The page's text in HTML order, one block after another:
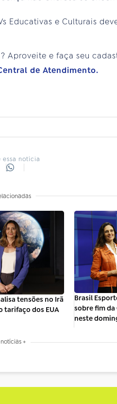
Educativas e Culturais
? Aproveite e faça seu
de Atendimento.
essa notícia
tensões no Irã
tarifaço dos EUA
Brasil
sobre fim da
neste
+